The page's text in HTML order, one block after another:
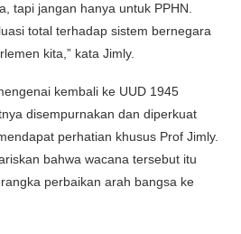
tapi jangan hanya untuk PPHN.
total terhadap sistem bernegara
kita,” kata Jimly.
kembali ke UUD 1945
disempurnakan dan diperkuat
perhatian khusus Prof Jimly.
bahwa wacana tersebut itu
perbaikan arah bangsa ke